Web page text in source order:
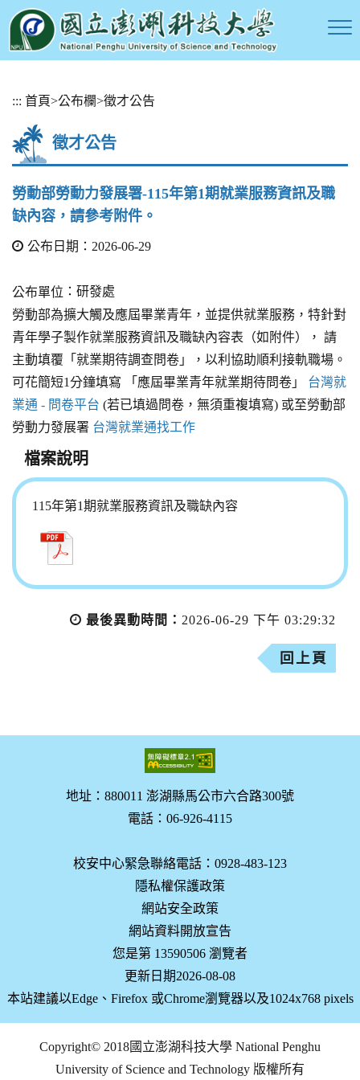
::: 首頁>公布欄>徵才公告
徵才公告
勞動部勞動力發展署-115年第1期就業服務資訊及職
缺內容，請參考附件。
公布日期：2026-06-29
公布單位 ：研發處
勞動部為擴大觸及應屆畢業青年，並提供就業服務，特針對
青年學子製作就業服務資訊及職缺內容表（如附件）， 請
主動填覆「就業期待調查問卷」，以利協助順利接軌職場。
可花簡短1分鐘填寫 「應屆畢業青年就業期待問卷」 台灣就
業通 - 問卷平台 (若已填過問卷，無須重複填寫) 或至勞動部
勞動力發展署 台灣就業通找工作
檔案說明
115年第1期就業服務資訊及職缺內容
最後異動時間： 2026-06-29 下午 03:29:32
回上頁
地址：880011 澎湖縣馬公市六合路300號
電話：06-926-4115
校安中心緊急聯絡電話：0928-483-123
隱私權保護政策
網站安全政策
網站資料開放宣告
您是第 13590506 瀏覽者
更新日期2026-08-08
本站建議以Edge、Firefox 或Chrome瀏覽器以及1024x768 pixels
Copyright© 2018國立澎湖科技大學 National Penghu
University of Science and Technology 版權所有